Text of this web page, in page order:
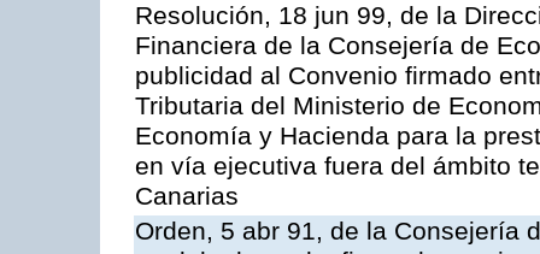
Resolución, 18 jun 99, de la
Financiera de la Consejería de
publicidad al Convenio firmado
Tributaria del Ministerio de
Economía y Hacienda para la
en vía ejecutiva fuera del ámbito
Canarias
Orden, 5 abr 91, de la Consejería